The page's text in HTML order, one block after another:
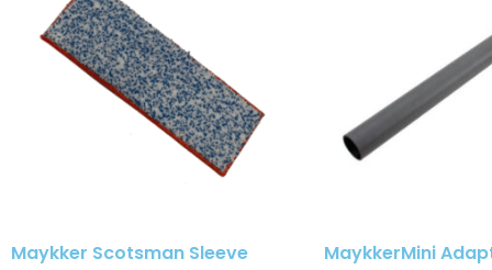
Maykker Scotsman Sleeve MaykkerMini